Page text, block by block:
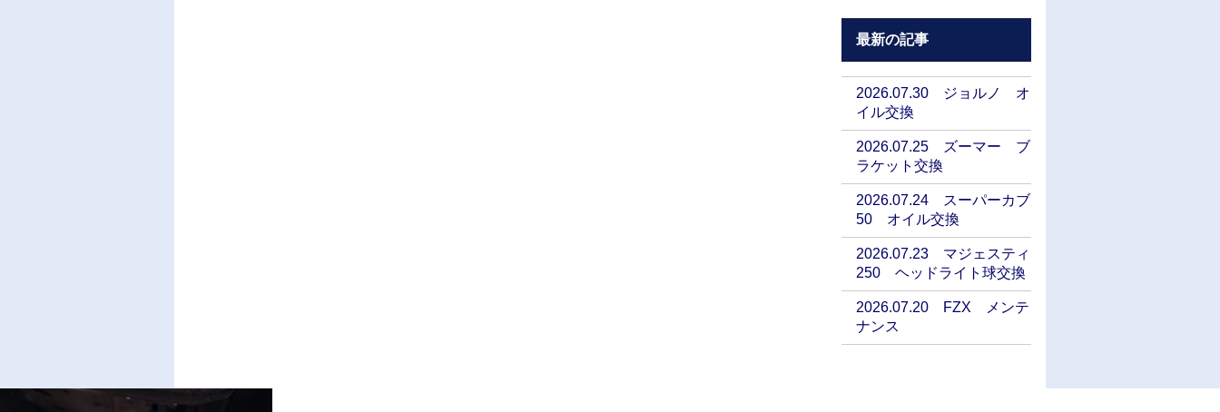
最新の記事
2026.07.30 ジョルノ オ
イル交換
2026.07.25 ズーマー ブ
ラケット交換
2026.07.24 スーパーカブ
50 オイル交換
2026.07.23 マジェスティ
250 ヘッドライト球交換
2026.07.20 FZX メンテ
ナンス